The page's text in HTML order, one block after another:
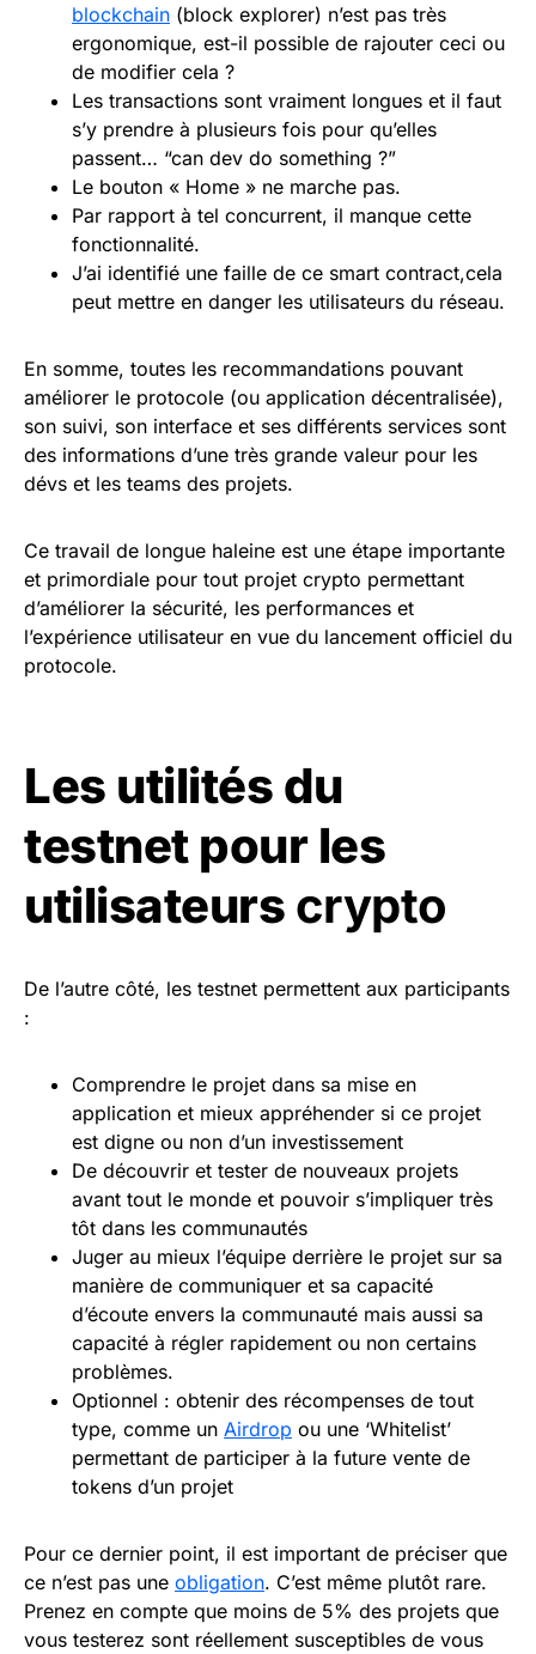
blockchain (block explorer) n’est pas très
ergonomique, est-il possible de rajouter ceci ou
de modifier cela ?
Les transactions sont vraiment longues et il faut
s’y prendre à plusieurs fois pour qu’elles
passent… “can dev do something ?”
Le bouton « Home » ne marche pas.
Par rapport à tel concurrent, il manque cette
fonctionnalité.
J’ai identifié une faille de ce smart contract,cela
peut mettre en danger les utilisateurs du réseau.
En somme, toutes les recommandations pouvant
améliorer le protocole (ou application décentralisée),
son suivi, son interface et ses différents services sont
des informations d’une très grande valeur pour les
dévs et les teams des projets.
Ce travail de longue haleine est une étape importante
et primordiale pour tout projet crypto permettant
d’améliorer la sécurité, les performances et
l’expérience utilisateur en vue du lancement officiel du
protocole.
Les utilités du
testnet pour les
utilisateurs crypto
De l’autre côté, les testnet permettent aux participants
:
Comprendre le projet dans sa mise en
application et mieux appréhender si ce projet
est digne ou non d’un investissement
De découvrir et tester de nouveaux projets
avant tout le monde et pouvoir s’impliquer très
tôt dans les communautés
Juger au mieux l’équipe derrière le projet sur sa
manière de communiquer et sa capacité
d’écoute envers la communauté mais aussi sa
capacité à régler rapidement ou non certains
problèmes.
Optionnel : obtenir des récompenses de tout
type, comme un Airdrop ou une ‘Whitelist’
permettant de participer à la future vente de
tokens d’un projet
Pour ce dernier point, il est important de préciser que
ce n’est pas une obligation. C’est même plutôt rare.
Prenez en compte que moins de 5% des projets que
vous testerez sont réellement susceptibles de vous